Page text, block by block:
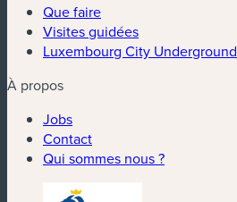
Que faire
Visites guidées
Luxembourg City Underground
À propos
Jobs
Contact
Qui sommes nous ?